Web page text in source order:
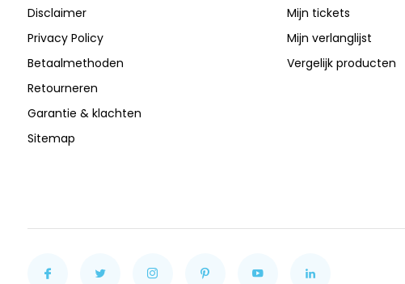
Disclaimer
Privacy Policy
Betaalmethoden
Retourneren
Garantie & klachten
Sitemap
Mijn tickets
Mijn verlanglijst
Vergelijk producten